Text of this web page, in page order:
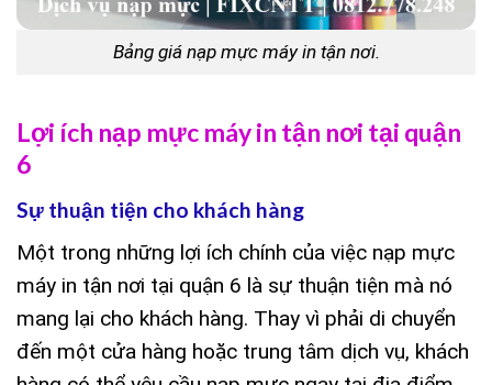
Bảng giá nạp mực máy in tận nơi.
Lợi ích nạp mực máy in tận nơi tại quận
6
Sự thuận tiện cho khách hàng
Một trong những lợi ích chính của việc nạp mực
máy in tận nơi tại quận 6 là sự thuận tiện mà nó
mang lại cho khách hàng. Thay vì phải di chuyển
đến một cửa hàng hoặc trung tâm dịch vụ, khách